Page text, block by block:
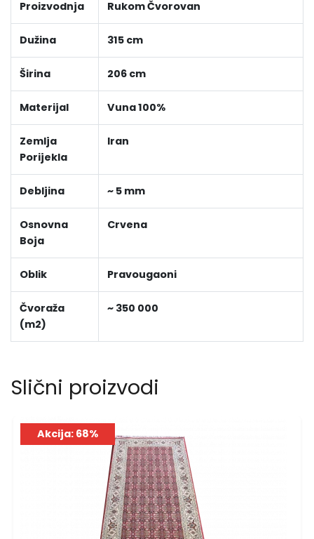
Proizvodnja Rukom Čvorovan
Dužina 315 cm
Širina 206 cm
Materijal Vuna 100%
Zemlja
Porijekla
Iran
Debljina ~ 5 mm
Osnovna
Boja
Crvena
Oblik Pravougaoni
Čvoraža
(m2)
~ 350 000
Slični proizvodi
Akcija: 68%